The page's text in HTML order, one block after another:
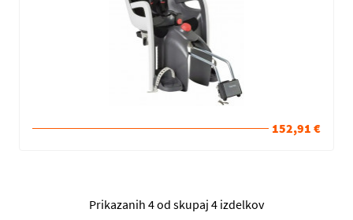
152,91 €
Prikazanih 4 od skupaj 4 izdelkov